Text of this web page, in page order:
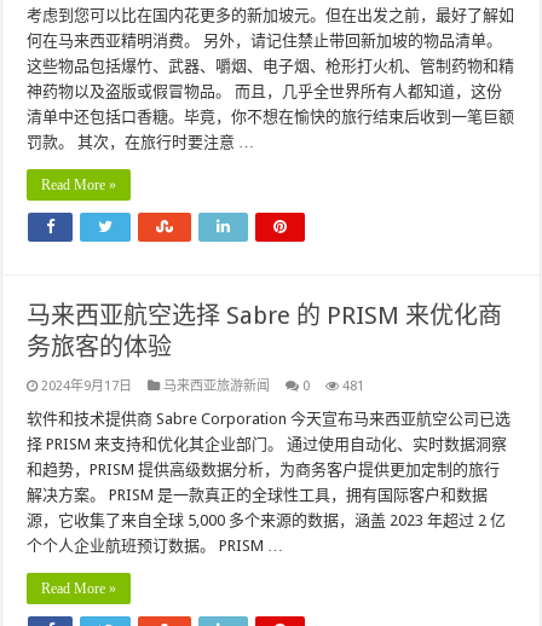
考虑到您可以比在国内花更多的新加坡元。但在出发之前，最好了解如
何在马来西亚精明消费。 另外，请记住禁止带回新加坡的物品清单。
这些物品包括爆竹、武器、嚼烟、电子烟、枪形打火机、管制药物和精
神药物以及盗版或假冒物品。 而且，几乎全世界所有人都知道，这份
清单中还包括口香糖。毕竟，你不想在愉快的旅行结束后收到一笔巨额
罚款。 其次，在旅行时要注意 …
Read More »
马来西亚航空选择 Sabre 的 PRISM 来优化商
务旅客的体验
2024年9月17日 马来西亚旅游新闻 0 481
软件和技术提供商 Sabre Corporation 今天宣布马来西亚航空公司已选
择 PRISM 来支持和优化其企业部门。 通过使用自动化、实时数据洞察
和趋势，PRISM 提供高级数据分析，为商务客户提供更加定制的旅行
解决方案。 PRISM 是一款真正的全球性工具，拥有国际客户和数据
源，它收集了来自全球 5,000 多个来源的数据，涵盖 2023 年超过 2 亿
个个人企业航班预订数据。 PRISM …
Read More »